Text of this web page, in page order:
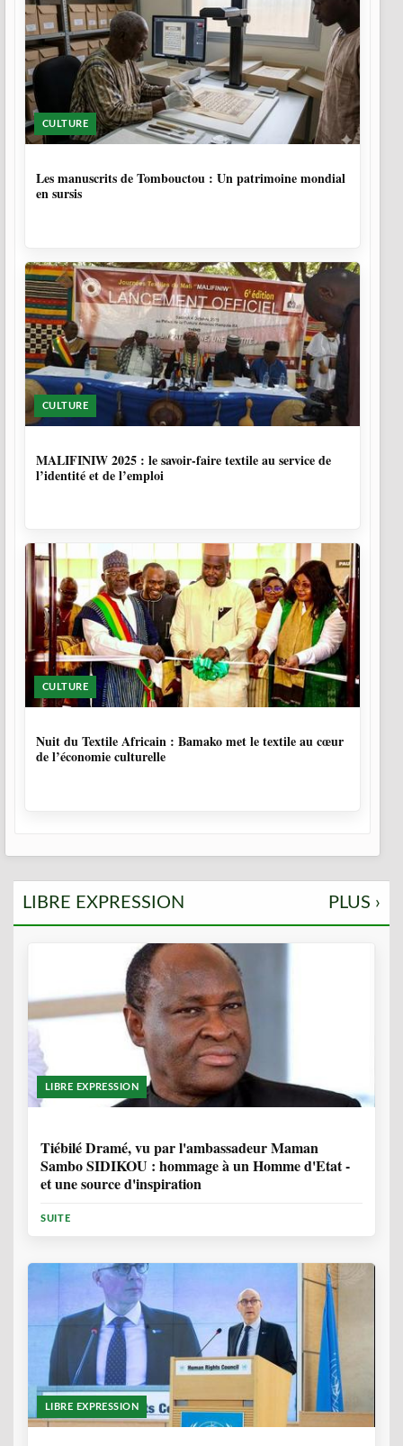
CULTURE
Les manuscrits de Tombouctou : Un patrimoine mondial
en sursis
CULTURE
MALIFINIW 2025 : le savoir-faire textile au service de
l’identité et de l’emploi
CULTURE
Nuit du Textile Africain : Bamako met le textile au cœur
de l’économie culturelle
LIBRE EXPRESSION PLUS ›
LIBRE EXPRESSION
Tiébilé Dramé, vu par l'ambassadeur Maman
Sambo SIDIKOU : hommage à un Homme d'Etat -
et une source d'inspiration
SUITE
LIBRE EXPRESSION